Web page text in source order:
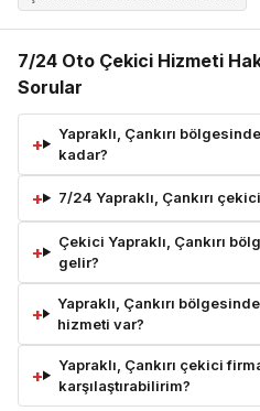
7/24 Oto Çekici Hizmeti
Sorular
Yapraklı, Çankırı
kadar?
7/24 Yapraklı, Çankırı
Çekici Yapraklı, Çankırı
gelir?
Yapraklı, Çankırı
hizmeti var?
Yapraklı, Çankırı çekici
karşılaştırabilirim?